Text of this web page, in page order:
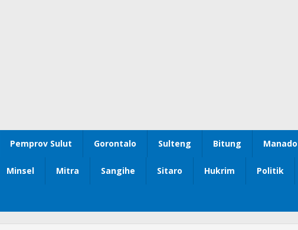
Pemprov Sulut Gorontalo Sulteng Bitung Manado
Minsel Mitra Sangihe Sitaro Hukrim Politik